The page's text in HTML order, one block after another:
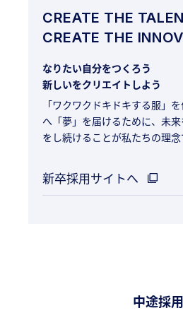
CREATE THE
CREATE THE
なりたい自分をつくろう
新しいをクリエイトしよう
「ワクワクドキドキする服」
へ「夢」を届けるために、未
をし続けることが私たちの理念
新卒採用サイトへ
中途採用